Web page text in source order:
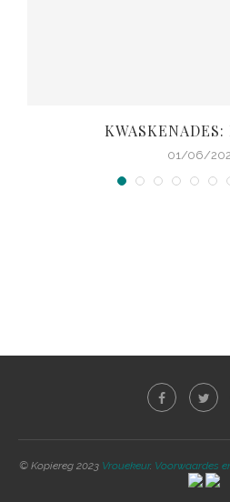
01/06/
© Kopiereg 2023 Vrouekeur. Voorwaardes